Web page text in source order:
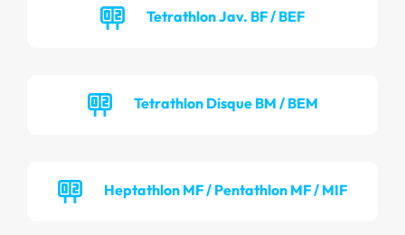
Tetrathlon Jav. BF / BEF
Tetrathlon Disque BM / BEM
Heptathlon MF / Pentathlon MF / MIF